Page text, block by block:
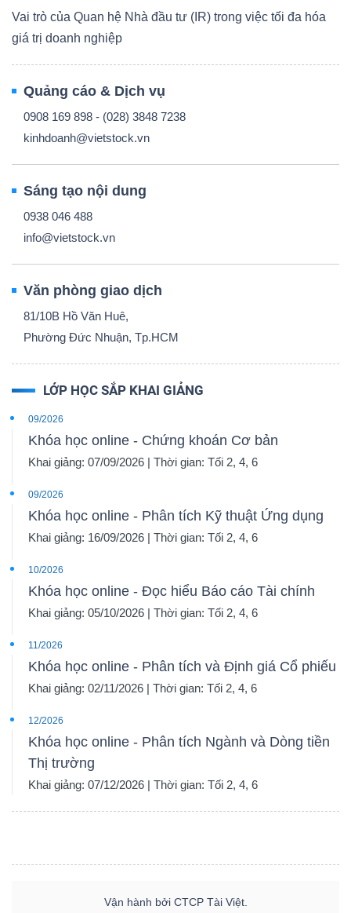
Vai trò của Quan hệ Nhà đầu tư (IR) trong việc tối đa hóa
giá trị doanh nghiệp
Quảng cáo & Dịch vụ
0908 169 898 - (028) 3848 7238
kinhdoanh@vietstock.vn
Sáng tạo nội dung
0938 046 488
info@vietstock.vn
Văn phòng giao dịch
81/10B Hồ Văn Huê,
Phường Đức Nhuận, Tp.HCM
LỚP HỌC SẮP KHAI GIẢNG
09/2026
Khóa học online - Chứng khoán Cơ bản
Khai giảng: 07/09/2026 | Thời gian: Tối 2, 4, 6
09/2026
Khóa học online - Phân tích Kỹ thuật Ứng dụng
Khai giảng: 16/09/2026 | Thời gian: Tối 2, 4, 6
10/2026
Khóa học online - Đọc hiểu Báo cáo Tài chính
Khai giảng: 05/10/2026 | Thời gian: Tối 2, 4, 6
11/2026
Khóa học online - Phân tích và Định giá Cổ phiếu
Khai giảng: 02/11/2026 | Thời gian: Tối 2, 4, 6
12/2026
Khóa học online - Phân tích Ngành và Dòng tiền
Thị trường
Khai giảng: 07/12/2026 | Thời gian: Tối 2, 4, 6
Vận hành bởi CTCP Tài Việt.